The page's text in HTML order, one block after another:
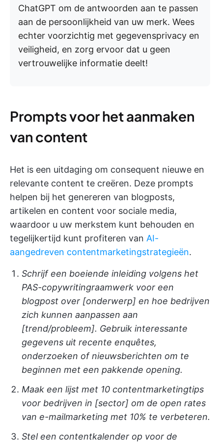
ChatGPT om de antwoorden aan te passen
aan de persoonlijkheid van uw merk. Wees
echter voorzichtig met gegevensprivacy en
veiligheid, en zorg ervoor dat u geen
vertrouwelijke informatie deelt!
Prompts voor het aanmaken
van content
Het is een uitdaging om consequent nieuwe en
relevante content te creëren. Deze prompts
helpen bij het genereren van blogposts,
artikelen en content voor sociale media,
waardoor u uw merkstem kunt behouden en
tegelijkertijd kunt profiteren van AI-
aangedreven contentmarketingstrategieën.
Schrijf een boeiende inleiding volgens het
PAS-copywritingraamwerk voor een
blogpost over [onderwerp] en hoe bedrijven
zich kunnen aanpassen aan
[trend/probleem]. Gebruik interessante
gegevens uit recente enquêtes,
onderzoeken of nieuwsberichten om te
beginnen met een pakkende opening.
Maak een lijst met 10 contentmarketingtips
voor bedrijven in [sector] om de open rates
van e-mailmarketing met 10% te verbeteren.
Stel een contentkalender op voor de